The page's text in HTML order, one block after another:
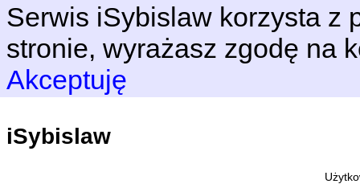
Serwis iSybislaw korzysta z
stronie, wyrażasz zgodę na
Akceptuję
iSybislaw